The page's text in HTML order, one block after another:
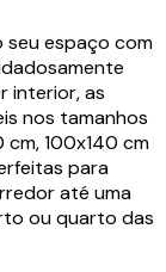
seu espaço com
interior, as
nos tamanhos
100x140 cm
para
até uma
ou quarto das